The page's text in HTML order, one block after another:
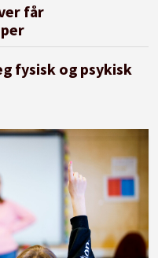
får
fysisk og psykisk